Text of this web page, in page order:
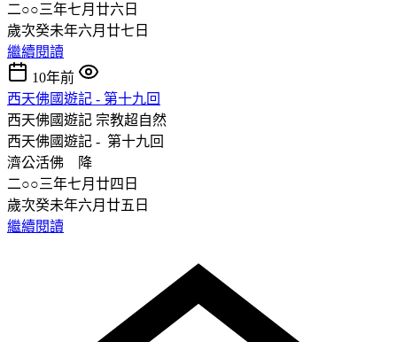
二○○三年七月廿六日
歲次癸未年六月廿七日
繼續閱讀
10年前
西天佛國遊記 - 第十九回
西天佛國遊記 宗教超自然
西天佛國遊記 - 第十九回
濟公活佛 降
二○○三年七月廿四日
歲次癸未年六月廿五日
繼續閱讀